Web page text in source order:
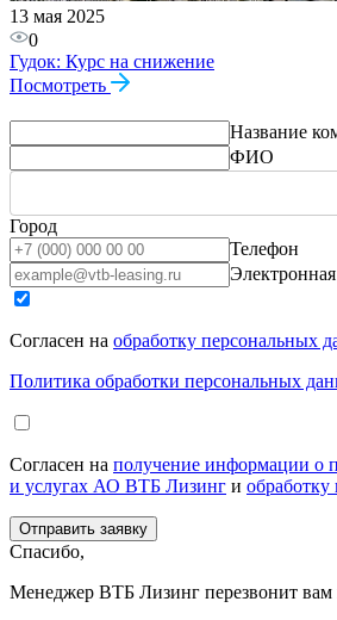
13 мая 2025
0
Гудок: Курс на снижение
Посмотреть
Название
ФИО
Город
Телефон
Согласен на обработку персональных
Политика обработки персональных
Согласен на получение информации о
и услугах АО ВТБ Лизинг и
Спасибо,
Менеджер ВТБ Лизинг перезвонит